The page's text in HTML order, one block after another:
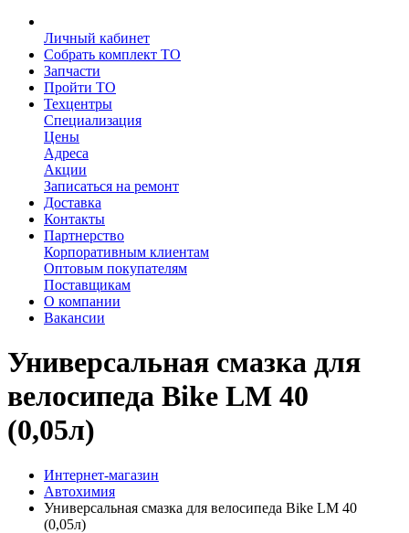
Личный кабинет
Собрать комплект ТО
Запчасти
Пройти ТО
Техцентры
Специализация
Цены
Адреса
Акции
Записаться на ремонт
Доставка
Контакты
Партнерство
Корпоративным клиентам
Оптовым покупателям
Поставщикам
О компании
Вакансии
Универсальная смазка для
велосипеда Bike LM 40
(0,05л)
Интернет-магазин
Автохимия
Универсальная смазка для велосипеда Bike LM 40
(0,05л)